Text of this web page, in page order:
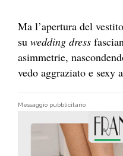
Ma l’apertura del vestito
su wedding dress
asimmetrie,
vedo aggraziato e sexy
Messaggio pubblicitario